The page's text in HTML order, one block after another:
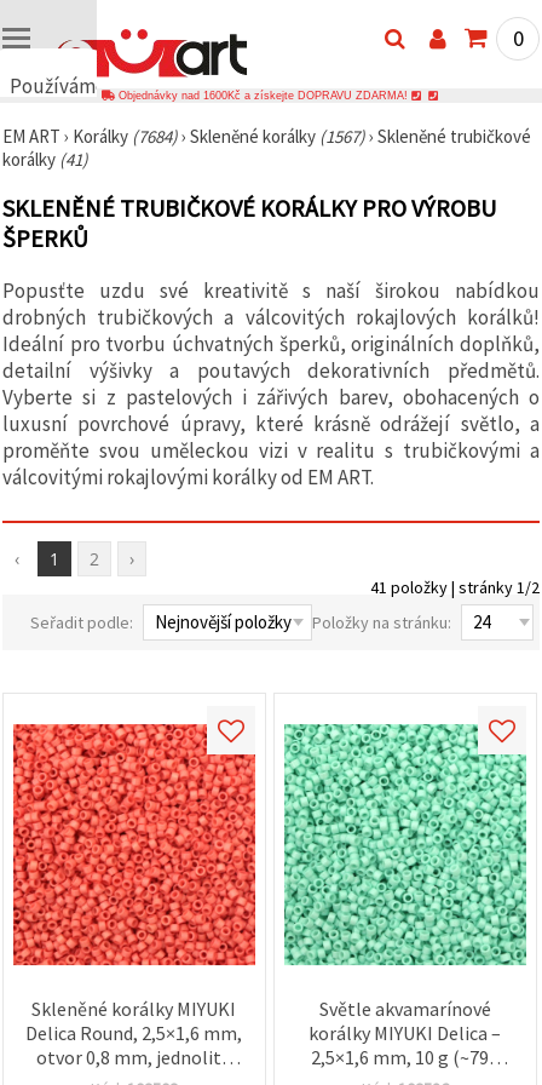
Používáme
🍪
Používáme
podobné
technologie,
abychom
správné
fungování
webu,
zlepšili vaše
prostředí
při jeho
používání a
s vaším
souhlasem
analyzovali
návštěvnost
obsah a
reklamu, a
našich
Můžete
souhlasit s
použitím
všech
cookies
kliknutím
na
"Přijmout
vše!" Nebo
můžete
uvést své
preference v
Nastavení
daného
typu
cookies a
kliknutím
0
Objednávky nad 1600Kč a získejte DOPRAVU ZDARMA!
EM ART › Korálky (7684)› Skleněné korálky (1567)› Skleněné trubičkové
korálky (41)
SKLENĚNÉ TRUBIČKOVÉ KORÁLKY PRO VÝROBU
ŠPERKŮ
Popusťte uzdu své kreativitě s naší širokou nabídkou
drobných trubičkových a válcovitých rokajlových korálků!
Ideální pro tvorbu úchvatných šperků, originálních doplňků,
detailní výšivky a poutavých dekorativních předmětů.
Vyberte si z pastelových i zářivých barev, obohacených o
luxusní povrchové úpravy, které krásně odrážejí světlo, a
proměňte svou uměleckou vizi v realitu s trubičkovými a
válcovitými rokajlovými korálky od EM ART.
‹ 1 2 ›
41 položky | stránky 1/2
Seřadit podle:
Položky na stránku:
Skleněné korálky MIYUKI
Delica Round, 2,5×1,6 mm,
otvor 0,8 mm, jednolitá
Světle akvamarínové
korálky MIYUKI Delica –
2,5×1,6 mm, 10 g (~790